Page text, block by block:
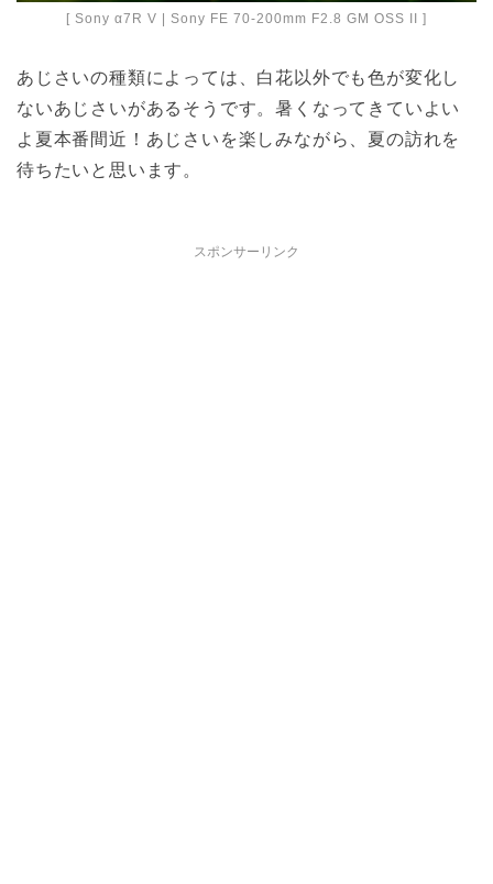
[ Sony α7R V | Sony FE 70-200mm F2.8 GM OSS II ]
あじさいの種類によっては、白花以外でも色が変化し
ないあじさいがあるそうです。暑くなってきていよい
よ夏本番間近！あじさいを楽しみながら、夏の訪れを
待ちたいと思います。
スポンサーリンク